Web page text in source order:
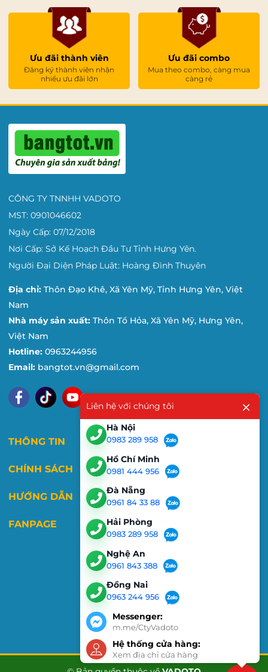
Ưu đãi thành viên
Đăng ký thành viên nhận
nhiều ưu đãi lớn
Ưu đãi combo
Mua theo combo, càng mua
càng rẻ
CÔNG TY TNNHH VADOTO
MST: 0901046602
Ngày Cấp: 07/12/2018
Nơi Cấp: Sở Kế Hoạch Đầu Tư Tỉnh Hưng Yên.
Người Đại Diện Pháp Luật: Hoàng Đình Thuyên
Địa chỉ: Thôn Đạo Khê, Xã Yên Mỹ, Tỉnh Hưng Yên, Việt
Nam
Nhà máy sản xuất: Thôn Tổ Hỏa, Xã Yên Mỹ, Hưng Yên,
Việt Nam
Hotline: 0963244956
Email: bangtot.vn@gmail.com
THÔNG TIN
CHÍNH SÁCH
HƯỚNG DẪN
FANPAGE
Liên hệ với chúng tôi
Hà Nội
0983 289 958
Hồ Chí Minh
0981 444 956
Đà Nẵng
0961 84 33 88
Hải Phòng
0983 289 958
Nghệ An
0961 843 388
Đồng Nai
0963 244 956
Messenger:
m.me/CtyVadoto
Hệ thống cửa hàng:
Xem địa chỉ cửa hàng